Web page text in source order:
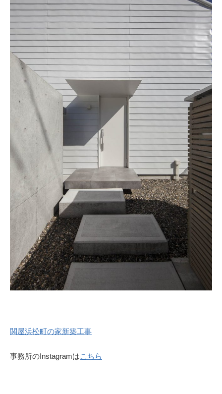
関屋浜松町の家新築工事
事務所のInstagramはこちら